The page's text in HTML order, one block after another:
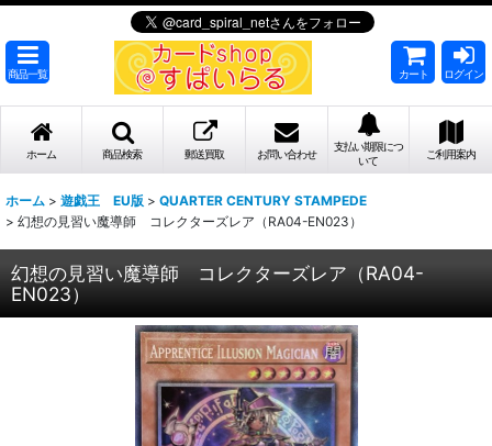
商品一覧 カート ログイン
ホーム 商品検索 郵送買取 お問い合わせ
支払い期限につ
いて
ご利用案内
ホーム > 遊戯王 EU版 > QUARTER CENTURY STAMPEDE
> 幻想の見習い魔導師 コレクターズレア（RA04-EN023）
幻想の見習い魔導師 コレクターズレア（RA04-
EN023）